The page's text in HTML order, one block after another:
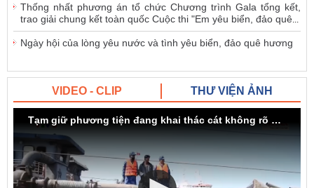
Thống nhất phương án tổ chức Chương trình Gala tổng kết,
trao giải chung kết toàn quốc Cuộc thi "Em yêu biển, đảo quê...
Ngày hội của lòng yêu nước và tình yêu biển, đảo quê hương
VIDEO - CLIP THƯ VIỆN ẢNH
Tạm giữ phương tiện đang khai thác cát không rõ nguồn gốc